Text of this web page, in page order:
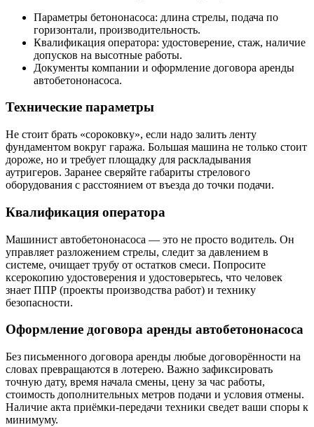
Параметры бетононасоса: длина стрелы, подача по
горизонтали, производительность.
Квалификация оператора: удостоверение, стаж, наличие
допусков на высотные работы.
Документы компании и оформление договора аренды
автобетононасоса.
Технические параметры
Не стоит брать «сороковку», если надо залить ленту
фундаментом вокруг гаража. Большая машина не только стоит
дороже, но и требует площадку для раскладывания
аутригеров. Заранее сверяйте габариты стрелового
оборудования с расстоянием от въезда до точки подачи.
Квалификация оператора
Машинист автобетононасоса — это не просто водитель. Он
управляет разложением стрелы, следит за давлением в
системе, очищает трубу от остатков смеси. Попросите
ксерокопию удостоверения и удостоверьтесь, что человек
знает ППР (проекты производства работ) и технику
безопасности.
Оформление договора аренды автобетононасоса
Без письменного договора аренды любые договорённости на
словах превращаются в лотерею. Важно зафиксировать
точную дату, время начала смены, цену за час работы,
стоимость дополнительных метров подачи и условия отмены.
Наличие акта приёмки-передачи техники сведет ваши споры к
минимуму.